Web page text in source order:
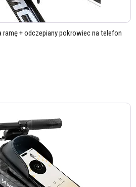
+ odczepiany pokrowiec na telefon